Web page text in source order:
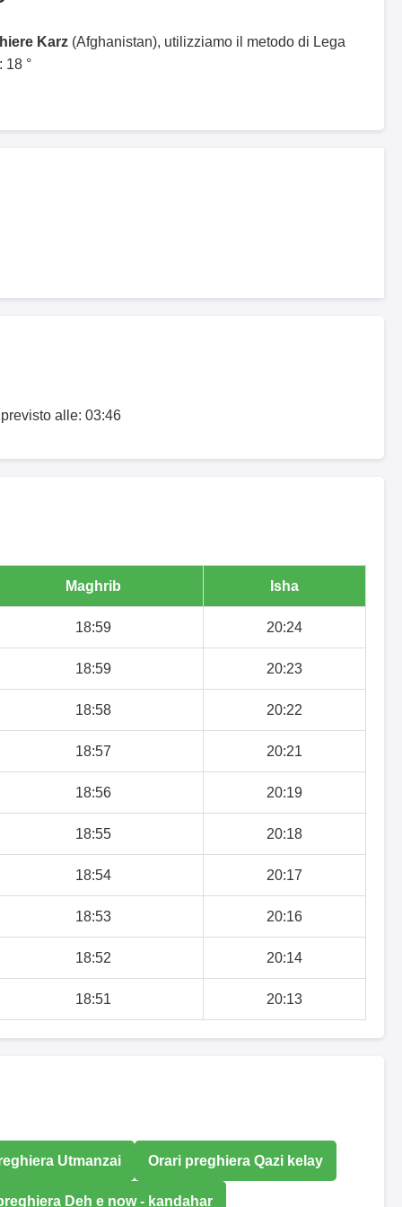
Karz (Afghanistan), utilizziamo il metodo di Lega
18 °
alle: 03:46
Maghrib Isha
18:59 20:24
18:59 20:23
18:58 20:22
18:57 20:21
18:56 20:19
18:55 20:18
18:54 20:17
18:53 20:16
18:52 20:14
18:51 20:13
Utmanzai Orari preghiera Qazi kelay
Deh e now - kandahar